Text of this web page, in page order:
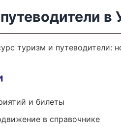
в
туризм и путеводители:
и билеты
в справочнике